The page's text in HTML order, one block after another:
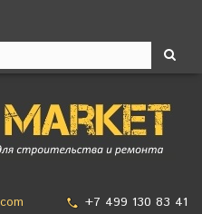
+7 499 130 83 41